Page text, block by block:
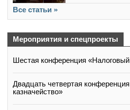
Все статьи »
Мероприятия и спецпроекты
Шестая конференция «Налоговый
Двадцать четвертая
казначейство»